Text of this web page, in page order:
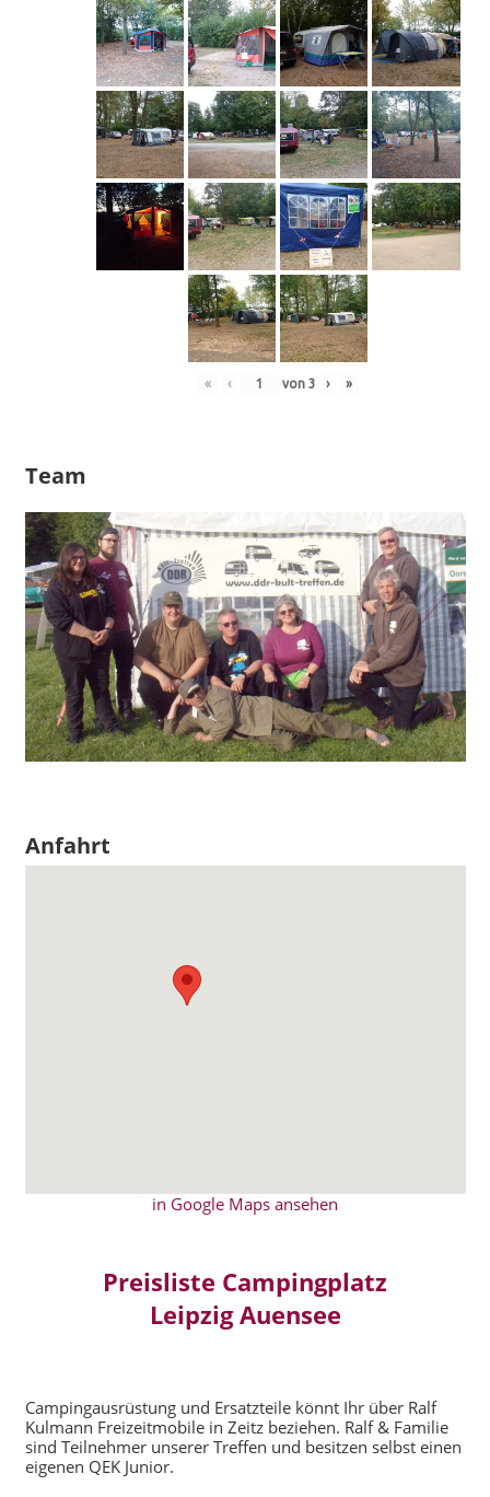
« ‹ von 3 › »
Team
Anfahrt
in Google Maps ansehen
Preisliste Campingplatz
Leipzig Auensee
Campingausrüstung und Ersatzteile könnt Ihr über Ralf
Kulmann Freizeitmobile in Zeitz beziehen. Ralf & Familie
sind Teilnehmer unserer Treffen und besitzen selbst einen
eigenen QEK Junior.